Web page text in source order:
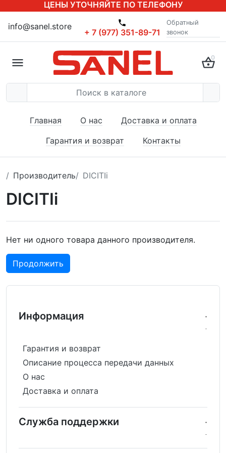
ЦЕНЫ УТОЧНЯЙТЕ ПО ТЕЛЕФОНУ
info@sanel.store
+ 7 (977) 351-89-71
Обратный
звонок
0
Главная О нас
Доставка и оплата
Гарантия и возврат
Контакты
Производитель DICITIi
DICITIi
Нет ни одного товара данного производителя.
Продолжить
Информация
Гарантия и возврат
Описание процесса передачи данных
О нас
Доставка и оплата
Служба поддержки